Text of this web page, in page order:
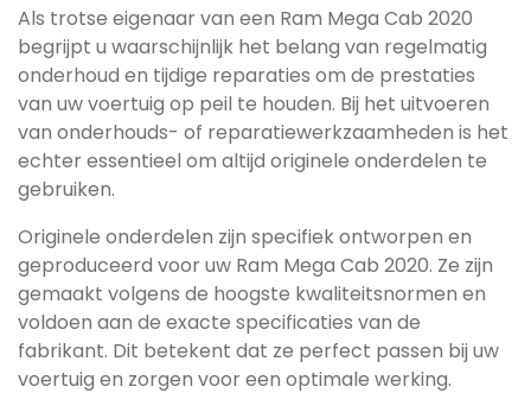
Als trotse eigenaar van een Ram Mega Cab 2020
begrijpt u waarschijnlijk het belang van regelmatig
onderhoud en tijdige reparaties om de prestaties
van uw voertuig op peil te houden. Bij het uitvoeren
van onderhouds- of reparatiewerkzaamheden is het
echter essentieel om altijd originele onderdelen te
gebruiken.
Originele onderdelen zijn specifiek ontworpen en
geproduceerd voor uw Ram Mega Cab 2020. Ze zijn
gemaakt volgens de hoogste kwaliteitsnormen en
voldoen aan de exacte specificaties van de
fabrikant. Dit betekent dat ze perfect passen bij uw
voertuig en zorgen voor een optimale werking.